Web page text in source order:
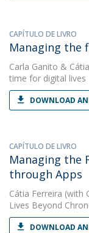
CAPÍTULO DE LIVRO
Managing the
Carla Ganito &
time for digital lives
DOWNLOAD
CAPÍTULO DE LIVRO
Managing the
through Apps
Cátia Ferreira (with
Lives Beyond
DOWNLOAD